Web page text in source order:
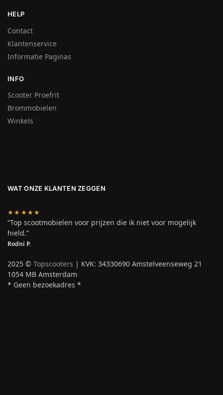
HELP
Contact
Klantenservice
Informatie Paginas
INFO
Scooter Proefrit
Brommobielen
Winkels
WAT ONZE KLANTEN ZEGGEN
★★★★★
“Top scootmobielen voor prijzen die ik niet voor mogelijk
hield.”
Rodni P.
2025 © Topscooters | KVK: 34330690 Amstelveenseweg 21
1054 MB Amsterdam
* Geen bezoekadres *